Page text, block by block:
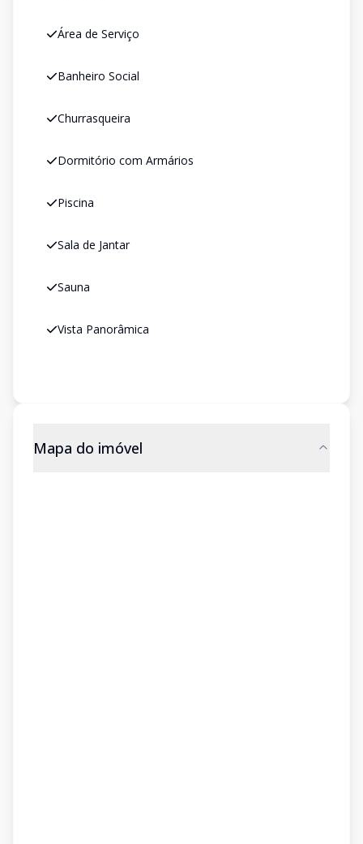
Área de Serviço
Banheiro Social
Churrasqueira
Dormitório com Armários
Piscina
Sala de Jantar
Sauna
Vista Panorâmica
Mapa do imóvel